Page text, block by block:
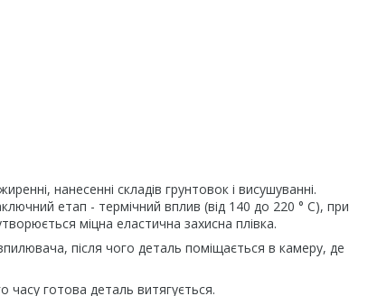
нанесенні складів грунтовок і висушуванні.
етап - термічний вплив (від 140 до 220 ° С), при
міцна еластична захисна плівка.
після чого деталь поміщається в камеру, де
часу готова деталь витягується.